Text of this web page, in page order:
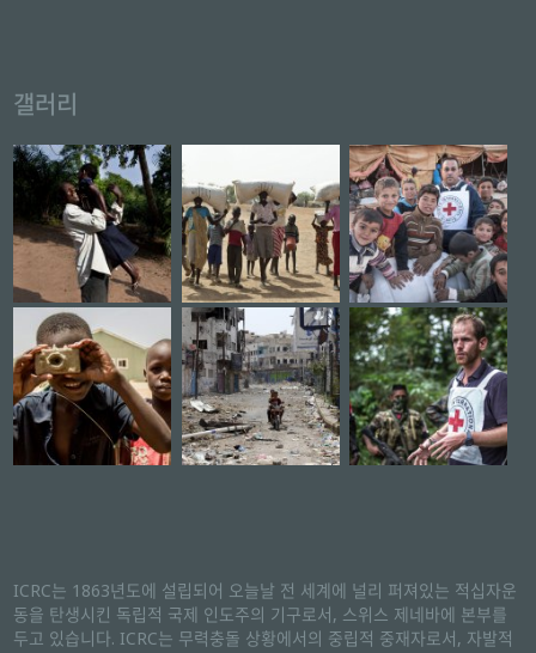
갤러리
ICRC는 1863년도에 설립되어 오늘날 전 세계에 널리 퍼져있는 적십자운
동을 탄생시킨 독립적 국제 인도주의 기구로서, 스위스 제네바에 본부를
두고 있습니다. ICRC는 무력충돌 상황에서의 중립적 중재자로서, 자발적